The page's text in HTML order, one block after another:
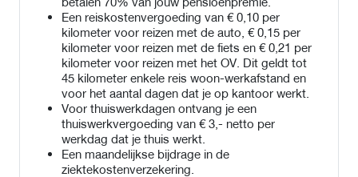
Een reiskostenvergoeding van € 0,10 per
kilometer voor reizen met de auto, € 0,15 per
kilometer voor reizen met de fiets en € 0,21 per
kilometer voor reizen met het OV. Dit geldt tot
45 kilometer enkele reis woon-werkafstand en
voor het aantal dagen dat je op kantoor werkt.
Voor thuiswerkdagen ontvang je een
thuiswerkvergoeding van € 3,- netto per
werkdag dat je thuis werkt.
Een maandelijkse bijdrage in de
ziektekostenverzekering.